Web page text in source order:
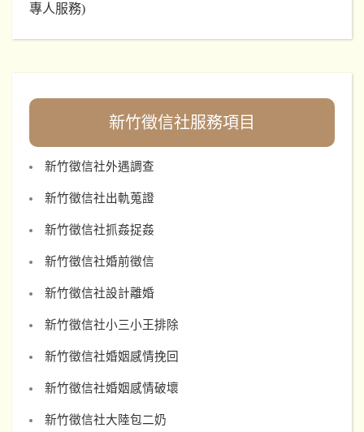
專人服務)
新竹徵信社服務項目
新竹徵信社外遇調查
新竹徵信社出軌蒐證
新竹徵信社抓姦捉姦
新竹徵信社婚前徵信
新竹徵信社設計離婚
新竹徵信社小三小王排除
新竹徵信社婚姻感情挽回
新竹徵信社婚姻感情破壞
新竹徵信社大陸包二奶